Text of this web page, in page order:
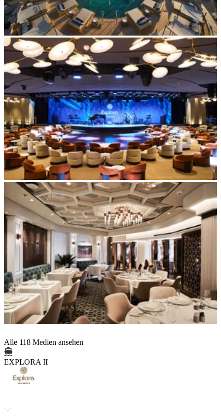
Alle 118 Medien ansehen
EXPLORA II